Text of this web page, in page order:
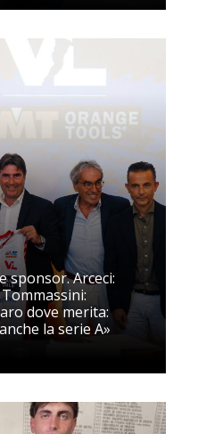
sponsor. Arceci:
dove merita:
la serie A»